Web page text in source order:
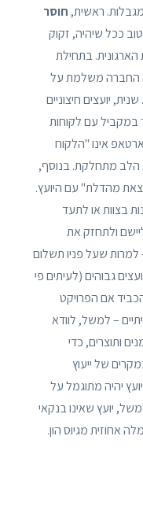
מגבלות. ראשית, חוסר
טוב ככל שיהיה, זקוק
הארגונית. בתחילת
החברה משלמת על
יועצים חיצוניים
במקביל עם לקוחות
אינו "הלקוח
הלב מתחלקת. בנוסף,
מהדלת" עם היועץ.
בצוות או לתעד
ולתחזק את
למרות שעל פניו תשלום
גבוהים (לעיתים פי
אם הפרויקט
– למשל, לוודא
ותוצרים, כדי
של ייעוץ
יהיה מתוגמל על
יועץ שאינו בנקאי
אחוזית מגיוס הון.